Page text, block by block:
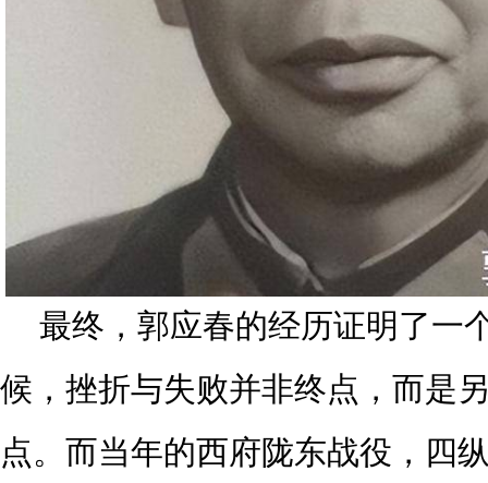
最终，郭应春的经历证明了一
候，挫折与失败并非终点，而是
点。而当年的西府陇东战役，四